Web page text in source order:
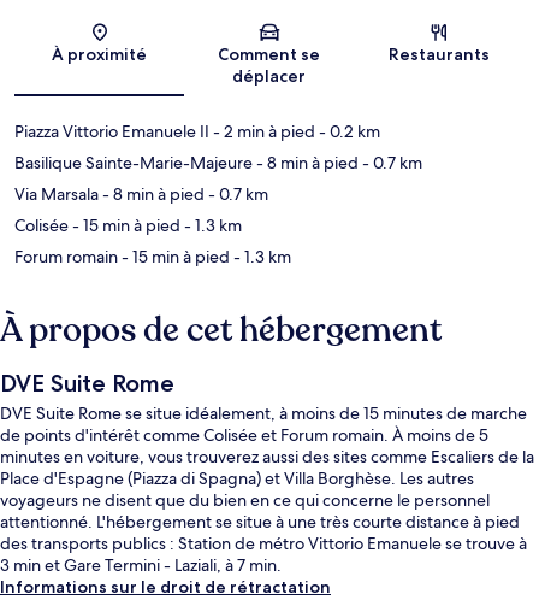
Carte
À proximité
Comment se
déplacer
Restaurants
Piazza Vittorio Emanuele II - 2 min à pied - 0.2 km
Basilique Sainte-Marie-Majeure- 8 min à pied - 0.7 km
Via Marsala- 8 min à pied - 0.7 km
Colisée- 15 min à pied - 1.3 km
Forum romain- 15 min à pied - 1.3 km
À propos de cet hébergement
DVE Suite Rome
DVE Suite Rome se situe idéalement, à moins de 15 minutes de marche
de points d'intérêt comme Colisée et Forum romain. À moins de 5
minutes en voiture, vous trouverez aussi des sites comme Escaliers de la
Place d'Espagne (Piazza di Spagna) et Villa Borghèse. Les autres
voyageurs ne disent que du bien en ce qui concerne le personnel
attentionné. L'hébergement se situe à une très courte distance à pied
des transports publics : Station de métro Vittorio Emanuele se trouve à
3 min et Gare Termini - Laziali, à 7 min.
Informations sur le droit de rétractation